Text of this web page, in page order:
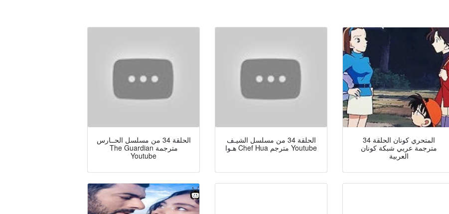
الحلقة 34 من مسلسل الحــارس
The Guardian مترجمة
Youtube
الحلقة 34 من مسلسل الشيـف
هـوا Chef Hua مترجم Youtube
المتحري كونان الحلقة 34
مترجمة عربي شبكة كونان
العربية